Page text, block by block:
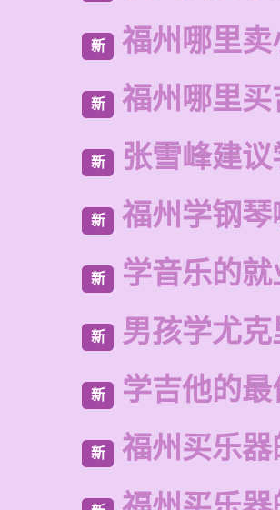
新 福州哪里
新 福州哪里
新 张雪峰建
新 福州学钢
新 学音乐的
新 男孩学尤
新 学吉他的
新 福州买乐